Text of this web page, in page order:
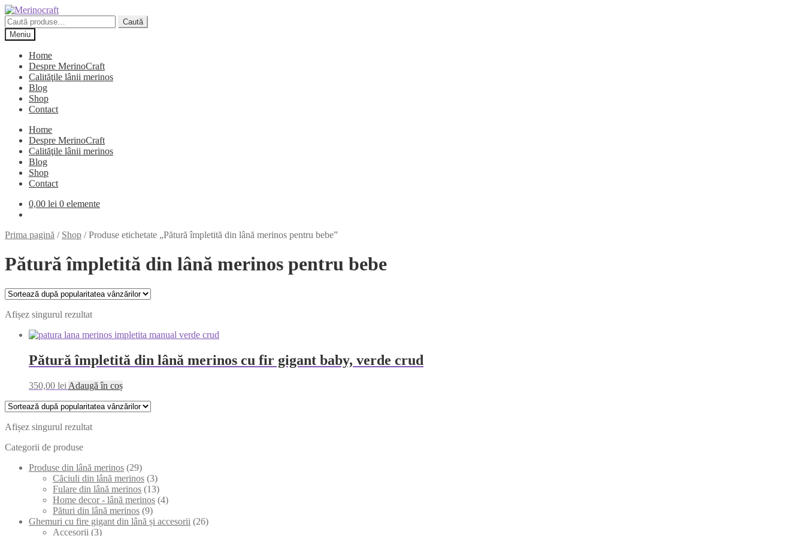
Sari
la
navigare
Sari
la
conținut
Caută
după:
Caută
Meniu
Home
Despre MerinoCraft
Calităţile lânii merinos
Blog
Shop
Contact
Home
Despre MerinoCraft
Calităţile lânii merinos
Blog
Shop
Contact
0,00 lei 0 elemente
Prima pagină / Shop /Produse etichetate „Pătură împletită din lână merinos pentru bebe”
Pătură împletită din lână merinos pentru bebe
Afișez singurul rezultat
Pătură împletită din lână merinos cu fir gigant baby, verde crud
350,00 lei Adaugă în coș
Afișez singurul rezultat
Categorii de produse
Produse din lână merinos (29)
Căciuli din lână merinos (3)
Fulare din lână merinos (13)
Home decor - lână merinos (4)
Pături din lână merinos (9)
Ghemuri cu fire gigant din lână și accesorii (26)
Accesorii (3)